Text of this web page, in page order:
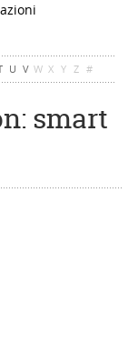
U V W X Y Z #
smart